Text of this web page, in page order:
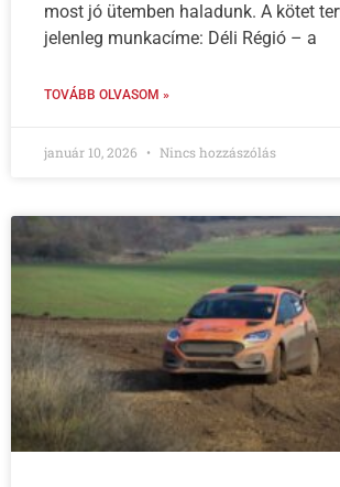
most jó ütemben haladunk. A kötet
jelenleg munkacíme: Déli Régió – a
TOVÁBB OLVASOM »
január 10, 2026 Nincs hozzászólás